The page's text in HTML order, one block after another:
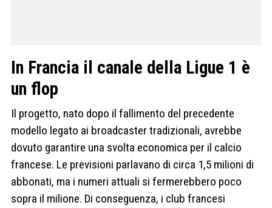
In Francia il canale della Ligue 1 è
un flop
Il progetto, nato dopo il fallimento del precedente
modello legato ai broadcaster tradizionali, avrebbe
dovuto garantire una svolta economica per il calcio
francese. Le previsioni parlavano di circa 1,5 milioni di
abbonati, ma i numeri attuali si fermerebbero poco
sopra il milione. Di conseguenza, i club francesi